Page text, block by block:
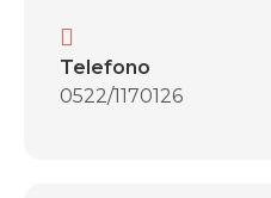
Telefono
0522/1170126